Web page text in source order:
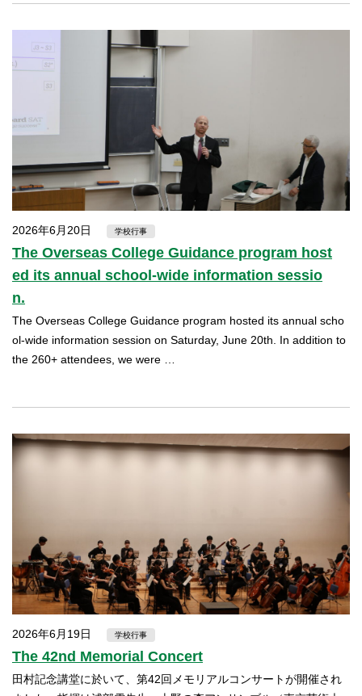
2026年6月20日 学校行事
The Overseas College Guidance program host
ed its annual school-wide information sessio
n.
The Overseas College Guidance program hosted its annual scho
ol-wide information session on Saturday, June 20th. In addition to
the 260+ attendees, we were …
2026年6月19日 学校行事
The 42nd Memorial Concert
田村記念講堂に於いて、第42回メモリアルコンサートが開催され